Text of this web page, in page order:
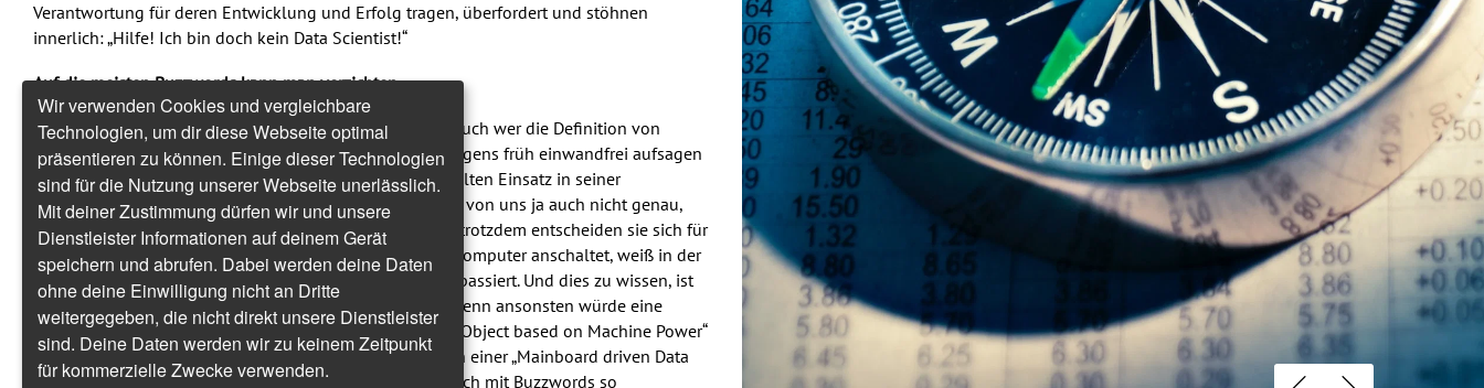
Verantwortung für deren Entwicklung und Erfolg tragen, überfordert und stöhnen
innerlich: „Hilfe! Ich bin doch kein Data Scientist!“
Auf die meisten Buzzwords kann man verzichten
Diese Panik bzw. Verunsicherung ist unbegründet, denn auch wer die Definition von
Machine Learning und neuronalen Netzwerken nicht morgens früh einwandfrei aufsagen
kann, kann KI-Anwendungen nutzen bzw. für deren gezielten Einsatz in seiner
Organisation sorgen. Denn beim Auto wissen die meisten von uns ja auch nicht genau,
was in ihm passiert, wenn man den Motor anlässt – und trotzdem entscheiden sie sich für
den Kauf bzw. die Nutzung eines Autos. Und wer seinen Computer anschaltet, weiß in der
Regel auch nicht, was dann genau in dessen Mainboard passiert. Und dies zu wissen, ist
für die Anwender dieser Technologien auch nicht nötig. Denn ansonsten würde eine
simple Autofahrt zum „Highspeed Acceleration Transport Object based on Machine Power“
mutieren. Und wir würden nicht am Computer, sondern an einer „Mainboard driven Data
Processing Engine 3.0“ arbeiten. Sogar ein Toaster lässt sich mit Buzzwords so
Wir verwenden Cookies und vergleichbare
Technologien, um dir diese Webseite optimal
präsentieren zu können. Einige dieser Technologien
sind für die Nutzung unserer Webseite unerlässlich.
Mit deiner Zustimmung dürfen wir und unsere
Dienstleister Informationen auf deinem Gerät
speichern und abrufen. Dabei werden deine Daten
ohne deine Einwilligung nicht an Dritte
weitergegeben, die nicht direkt unsere Dienstleister
sind. Deine Daten werden wir zu keinem Zeitpunkt
für kommerzielle Zwecke verwenden.